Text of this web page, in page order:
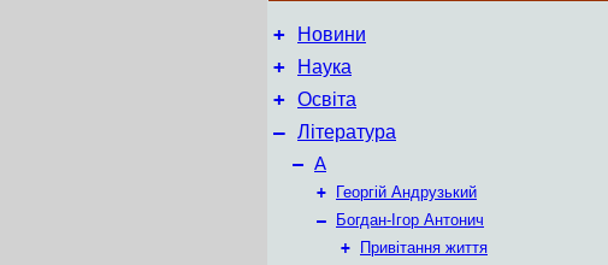
+ Новини
+ Наука
+ Освіта
– Література
– А
+
Георгій Андрузький
–
Богдан-Ігор Антонич
+
Привітання життя